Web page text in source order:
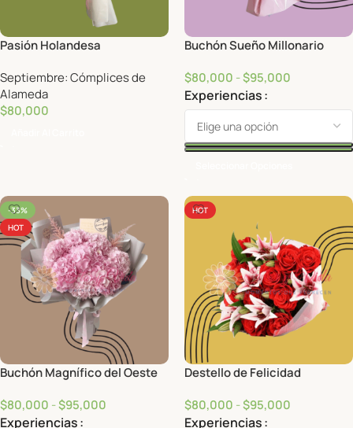
Pasión Holandesa
Septiembre: Cómplices de
Alameda
$80,000
Buchón Sueño Millonario
$80,000 -$95,000
Experiencias
-33%
HOT
Buchón Magnífico del Oeste
$80,000 -$95,000
Experiencias
HOT
Destello de Felicidad
$80,000 -$95,000
Experiencias